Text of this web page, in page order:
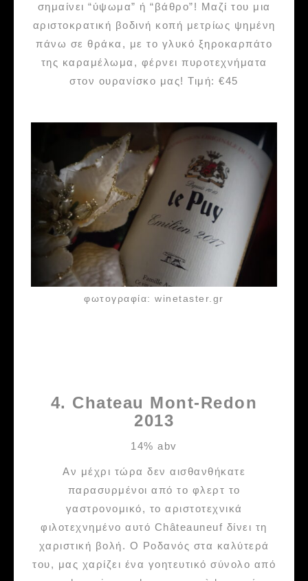
σημαίνει “ύψωμα” ή “βάθρο”! Μαζί του μια
αριστοκρατική βοδινή κοπή μετρίως ψημένη
πάνω σε θράκα, με το γλυκό ξηροκαρπάτο
της καραμέλωμα, φέρνει πυροτεχνήματα
στον ουρανίσκο μας! Τιμή: €45
φωτογραφία: winetaster.gr
4. Chateau Mont-Redon
2013
14% abv
Αν μέχρι τώρα δεν αισθανθήκατε
παρασυρμένοι από το φλερτ το
γαστρονομικό, το αριστοτεχνικά
φιλοτεχνημένο αυτό Châteauneuf δίνει τη
χαριστική βολή. Ο Ροδανός στα καλύτερά
του, μας χαρίζει ένα γοητευτικό σύνολο από